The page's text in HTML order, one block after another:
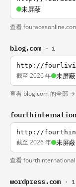
未屏蔽
查看
blog.com · 1
http://
截至 2026 年 未屏蔽
查看 blog.com 的全部 →
http://
截至 2026 年 未屏蔽
查看
wordpress.com · 1